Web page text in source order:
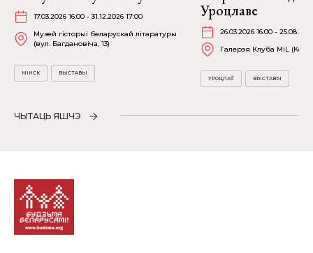
17.03.2026 16:00 - 31.12.2026 17:00
Музей гісторыі беларускай літаратуры
(вул. Багдановіча, 13)
МІНСК ВЫСТАВЫ
Уроцлаве
26.03.2026 16:00 -
Галерэя Клуба MiL
УРОЦЛАЎ ВЫСТАВЫ
ЧЫТАЦЬ ЯШЧЭ